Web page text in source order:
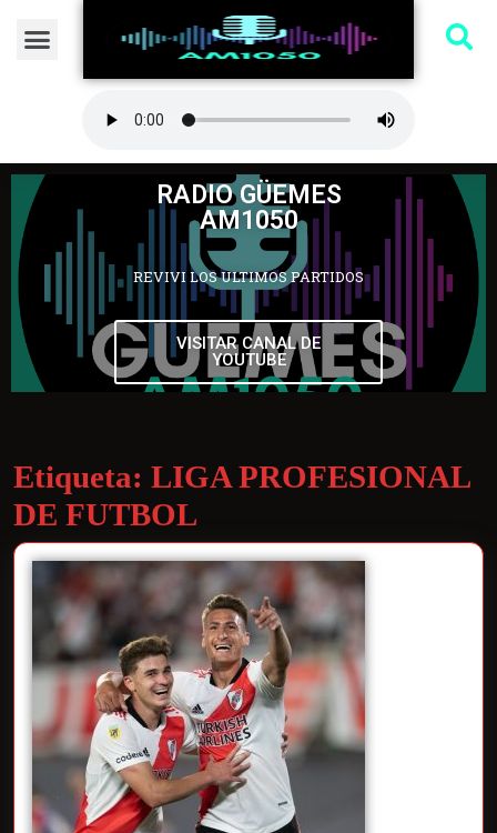
RADIO GÜEMES
AM1050
REVIVI LOS ULTIMOS PARTIDOS
VISITAR CANAL DE
YOUTUBE
Etiqueta: LIGA PROFESIONAL
DE FUTBOL